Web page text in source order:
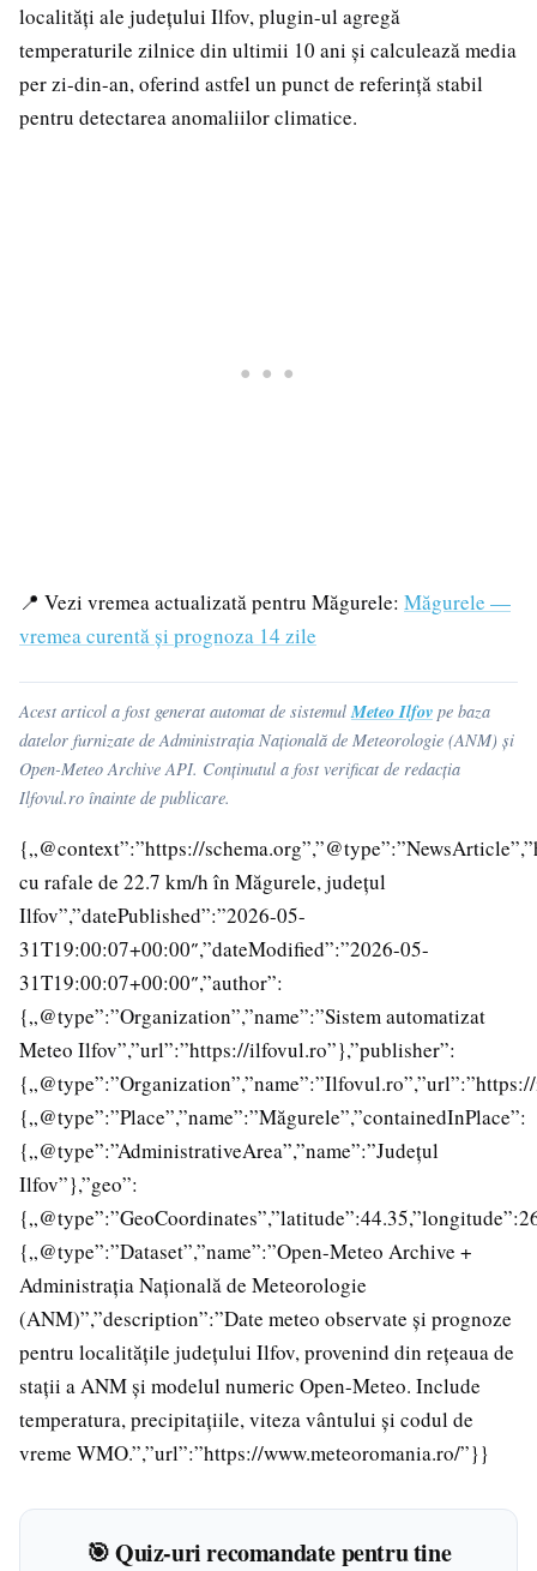
localități ale județului Ilfov, plugin-ul agregă
temperaturile zilnice din ultimii 10 ani și calculează media
per zi-din-an, oferind astfel un punct de referință stabil
pentru detectarea anomaliilor climatice.
📍 Vezi vremea actualizată pentru Măgurele: Măgurele —
vremea curentă și prognoza 14 zile
Acest articol a fost generat automat de sistemulMeteo Ilfov pe baza
datelor furnizate de Administrația Națională de Meteorologie (ANM) și
Open-Meteo Archive API. Conținutul a fost verificat de redacția
Ilfovul.ro înainte de publicare.
{„@context”:”https://
cu rafale de 22.7 km/h în Măgurele, județul
Ilfov”,”datePublished”:”2026-05-
31T19:00:07+00:00″,”dateModified”:”2026-05-
31T19:00:07+00:00″,”author”:
{„@type”:”Organization”,”name”:”Sistem automatizat
Meteo Ilfov”,”url”:”https://ilfovul.ro”},”publisher”:
{„@type”:”Place”,”name”:”Măgurele”,”containedInPlace”:
{„@type”:”AdministrativeArea”,”name”:”Județul
Ilfov”},”geo”:
{„@type”:”Dataset”,”name”:”Open-Meteo Archive +
Administrația Națională de Meteorologie
(ANM)”,”description”:”Date meteo observate și prognoze
pentru localitățile județului Ilfov, provenind din rețeaua de
stații a ANM și modelul numeric Open-Meteo. Include
temperatura, precipitațiile, viteza vântului și codul de
vreme WMO.”,”url”:”https://www.meteoromania.ro/”}}
🎯 Quiz-uri recomandate pentru tine